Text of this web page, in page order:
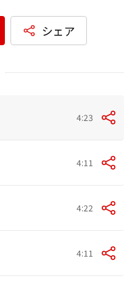
シェア
4:23
4:11
4:22
4:11